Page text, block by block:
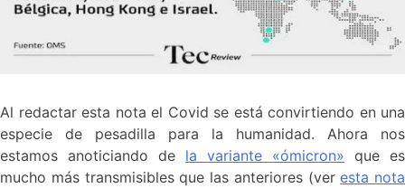
Al redactar esta nota el Covid se está convirtiendo en una
especie de pesadilla para la humanidad. Ahora nos
estamos anoticiando de la variante «ómicron» que es
mucho más transmisibles que las anteriores (veresta nota